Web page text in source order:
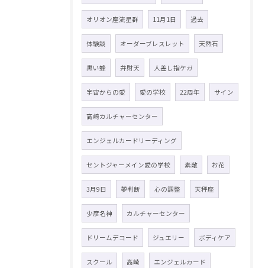
オリオン座流星群 11月1日 過去
体験談 オーダーブレスレット 天然石
黒い蜂 弁財天 人差し指ケガ
宇宙からの愛 愛の学校 22周年 サイン
高崎カルチャーセンター
エンジェルカードリーディング
セントジャーメイン愛の学校 素敵 お花
3月9日 夢判断 心の調整 天秤座
少彦名神 カルチャーセンター
ドリームデコード ジュエリー ボディケア
スクール 高崎 エンジェルカード